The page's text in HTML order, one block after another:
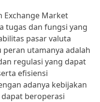
Exchange Market
tugas dan fungsi yang
pasar valuta
peran utamanya adalah
regulasi yang dapat
efisiensi
adanya kebijakan
beroperasi